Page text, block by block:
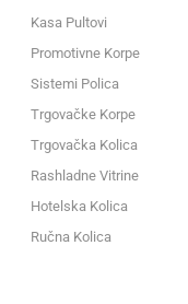
Kasa Pultovi
Promotivne Korpe
Sistemi Polica
Trgovačke Korpe
Trgovačka Kolica
Rashladne Vitrine
Hotelska Kolica
Ručna Kolica